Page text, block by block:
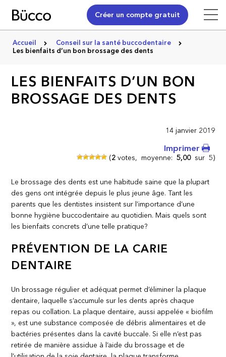
Créer un compte gratuit
Accueil
Conseil sur la santé buccodentaire
Les bienfaits d’un bon brossage des dents
LES BIENFAITS D’UN BON
BROSSAGE DES DENTS
14 janvier 2019
Imprimer
(2votes, moyenne: 5,00 sur 5)
Le brossage des dents est une habitude saine que la plupart
des gens ont intégrée depuis le plus jeune âge. Tant les
parents que les dentistes insistent sur l’importance d’une
bonne hygiène buccodentaire au quotidien. Mais quels sont
les bienfaits concrets d’une telle pratique?
PRÉVENTION DE LA CARIE
DENTAIRE
Un brossage régulier et adéquat permet d’éliminer la plaque
dentaire, laquelle s’accumule sur les dents après chaque
repas ou collation. La plaque dentaire, aussi appelée « biofilm
», est une substance composée de débris alimentaires et de
bactéries présentes dans la cavité buccale. Si elle n’est pas
retirée de manière assidue à l’aide du brossage et de